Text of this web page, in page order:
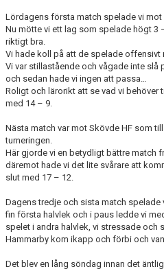
KONTAKT
GÄSTBOK
Lördagens första match spelade vi mot
Nu mötte vi ett lag som spelade högt 3
riktigt bra.
Vi hade koll på att de spelade offensivt
Vi var stillastående och vågade inte
och sedan hade vi ingen att passa…
Roligt och lärorikt att se vad vi behöver
med 14 – 9.
Nästa match var mot Skövde HF som
turneringen.
Här gjorde vi en betydligt bättre match
däremot hade vi det lite svårare att
slut med 17 – 12.
Dagens tredje och sista match spelade
fin första halvlek och i paus ledde vi
spelet i andra halvlek, vi stressade och
Hammarby kom ikapp och förbi och
Det blev en lång söndag innan det